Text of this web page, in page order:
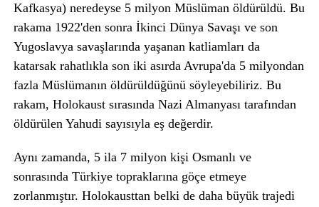
Kafkasya) neredeyse 5 milyon Müslüman öldürüldü. Bu
rakama 1922'den sonra İkinci Dünya Savaşı ve son
Yugoslavya savaşlarında yaşanan katliamları da
katarsak rahatlıkla son iki asırda Avrupa'da 5 milyondan
fazla Müslümanın öldürüldüğünü söyleyebiliriz. Bu
rakam, Holokaust sırasında Nazi Almanyası tarafından
öldürülen Yahudi sayısıyla eş değerdir.
Aynı zamanda, 5 ila 7 milyon kişi Osmanlı ve
sonrasında Türkiye topraklarına göçe etmeye
zorlanmıştır. Holokausttan belki de daha büyük trajedi